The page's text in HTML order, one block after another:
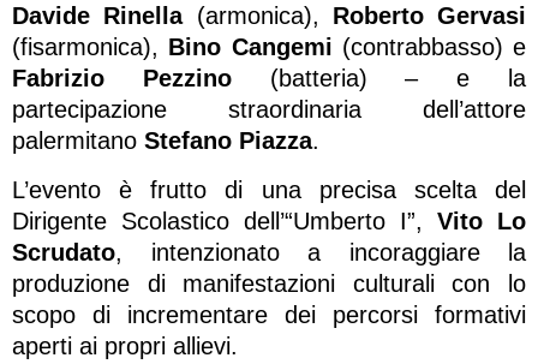
Davide Rinella (armonica), Roberto Gervasi
(fisarmonica), Bino Cangemi (contrabbasso) e
Fabrizio Pezzino(batteria) – e la
partecipazione straordinaria dell’attore
palermitano Stefano Piazza.
L’evento è frutto di una precisa scelta del
Dirigente Scolastico dell’“Umberto I”, Vito Lo
Scrudato, intenzionato a incoraggiare la
produzione di manifestazioni culturali con lo
scopo di incrementare dei percorsi formativi
aperti ai propri allievi.